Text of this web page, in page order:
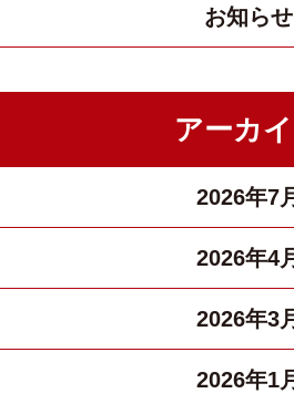
お知らせ
アーカ
2026年7
2026年4
2026年3
2026年1